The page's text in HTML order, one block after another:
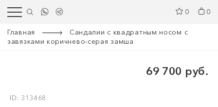
0 0
Главная
Сандалии с квадратным носом с
завязками коричнево-серая замша
69 700 руб.
ID: 313468